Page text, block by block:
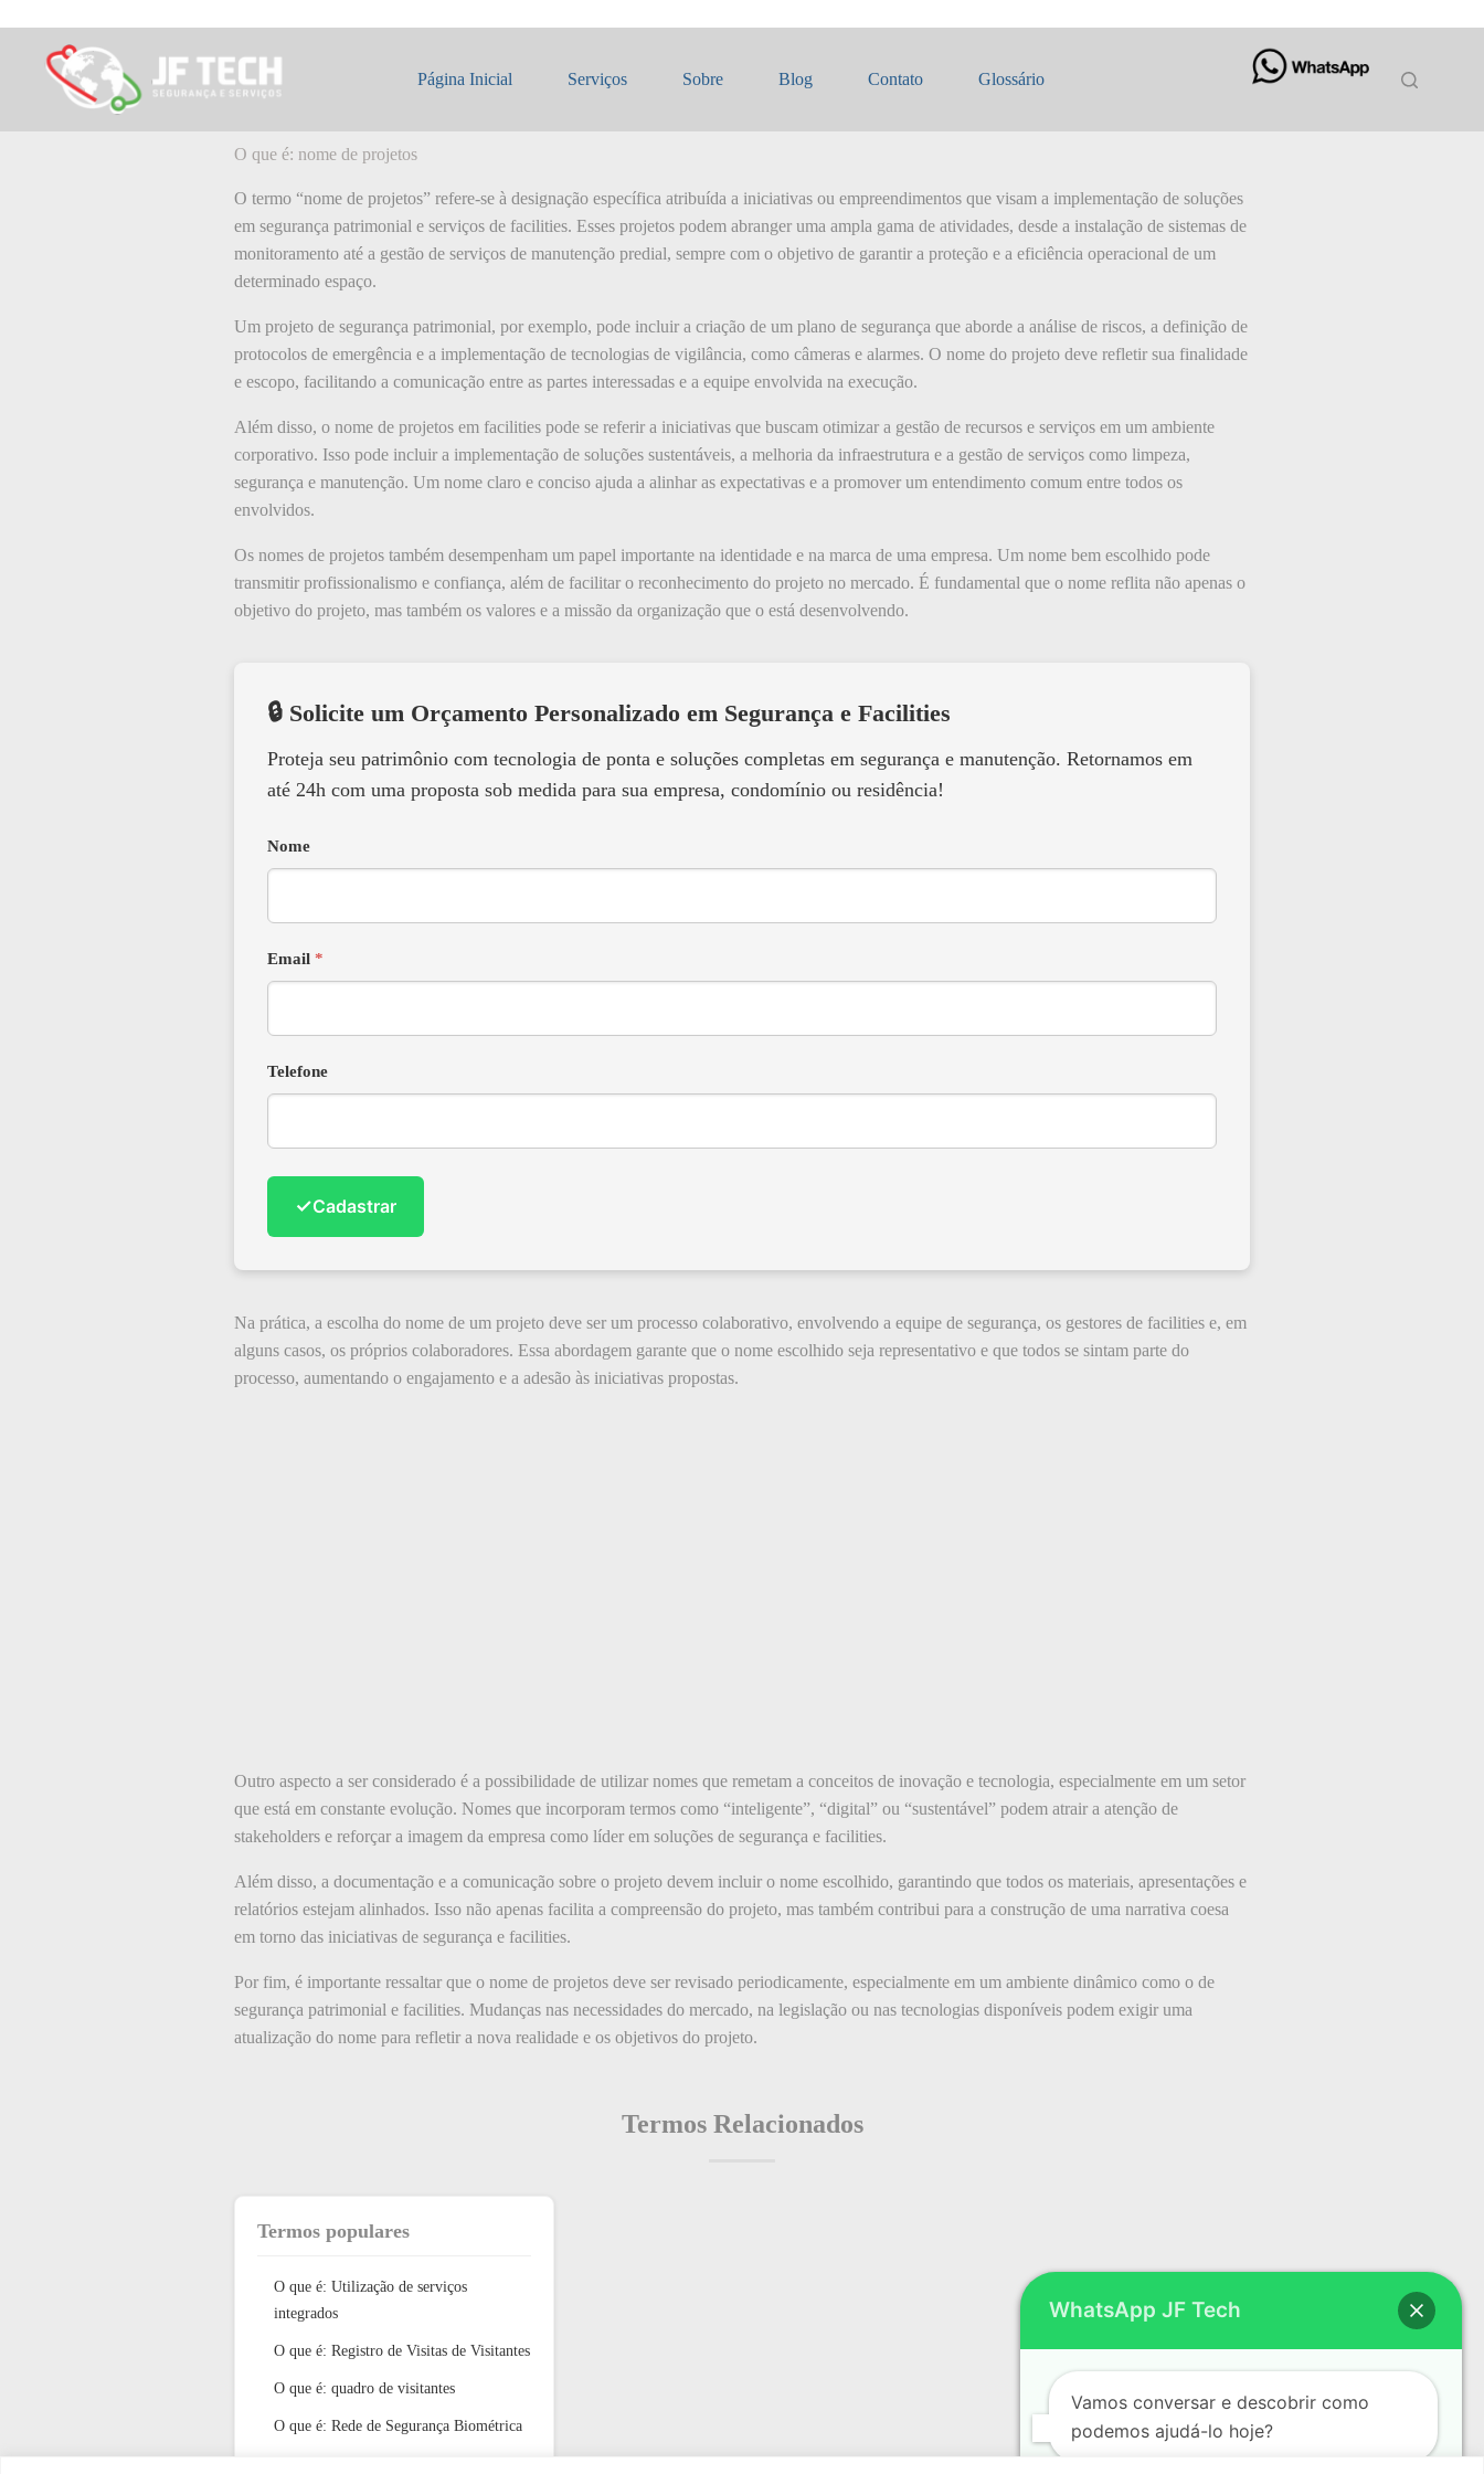
para
conteúdo
Página Inicial Serviços Sobre Blog Contato Glossário
O que é: nome de projetos
O que é: nome de projetos
O termo “nome de projetos” refere-se à designação específica atribuída a iniciativas ou empreendimentos que visam a implementação de soluções
em segurança patrimonial e serviços de facilities. Esses projetos podem abranger uma ampla gama de atividades, desde a instalação de sistemas de
monitoramento até a gestão de serviços de manutenção predial, sempre com o objetivo de garantir a proteção e a eficiência operacional de um
determinado espaço.
Um projeto de segurança patrimonial, por exemplo, pode incluir a criação de um plano de segurança que aborde a análise de riscos, a definição de
protocolos de emergência e a implementação de tecnologias de vigilância, como câmeras e alarmes. O nome do projeto deve refletir sua finalidade
e escopo, facilitando a comunicação entre as partes interessadas e a equipe envolvida na execução.
Além disso, o nome de projetos em facilities pode se referir a iniciativas que buscam otimizar a gestão de recursos e serviços em um ambiente
corporativo. Isso pode incluir a implementação de soluções sustentáveis, a melhoria da infraestrutura e a gestão de serviços como limpeza,
segurança e manutenção. Um nome claro e conciso ajuda a alinhar as expectativas e a promover um entendimento comum entre todos os
envolvidos.
Os nomes de projetos também desempenham um papel importante na identidade e na marca de uma empresa. Um nome bem escolhido pode
transmitir profissionalismo e confiança, além de facilitar o reconhecimento do projeto no mercado. É fundamental que o nome reflita não apenas o
objetivo do projeto, mas também os valores e a missão da organização que o está desenvolvendo.
🔒 Solicite um Orçamento Personalizado em Segurança e Facilities
Proteja seu patrimônio com tecnologia de ponta e soluções completas em segurança e manutenção. Retornamos em
até 24h com uma proposta sob medida para sua empresa, condomínio ou residência!
Nome
Email *
Telefone
✓Cadastrar
Na prática, a escolha do nome de um projeto deve ser um processo colaborativo, envolvendo a equipe de segurança, os gestores de facilities e, em
alguns casos, os próprios colaboradores. Essa abordagem garante que o nome escolhido seja representativo e que todos se sintam parte do
processo, aumentando o engajamento e a adesão às iniciativas propostas.
Outro aspecto a ser considerado é a possibilidade de utilizar nomes que remetam a conceitos de inovação e tecnologia, especialmente em um setor
que está em constante evolução. Nomes que incorporam termos como “inteligente”, “digital” ou “sustentável” podem atrair a atenção de
stakeholders e reforçar a imagem da empresa como líder em soluções de segurança e facilities.
Além disso, a documentação e a comunicação sobre o projeto devem incluir o nome escolhido, garantindo que todos os materiais, apresentações e
relatórios estejam alinhados. Isso não apenas facilita a compreensão do projeto, mas também contribui para a construção de uma narrativa coesa
em torno das iniciativas de segurança e facilities.
Por fim, é importante ressaltar que o nome de projetos deve ser revisado periodicamente, especialmente em um ambiente dinâmico como o de
segurança patrimonial e facilities. Mudanças nas necessidades do mercado, na legislação ou nas tecnologias disponíveis podem exigir uma
atualização do nome para refletir a nova realidade e os objetivos do projeto.
Termos Relacionados
Termos populares
O que é: Utilização de serviços
integrados
O que é: Registro de Visitas de Visitantes
O que é: quadro de visitantes
O que é: Rede de Segurança Biométrica
WhatsApp JF Tech
Vamos conversar e descobrir como
podemos ajudá-lo hoje?